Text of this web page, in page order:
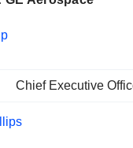
Chief Executive